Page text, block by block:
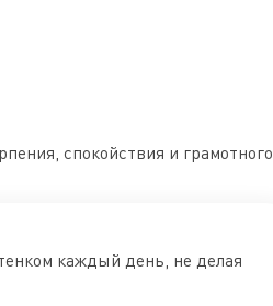
спокойствия и грамотного
каждый день, не делая